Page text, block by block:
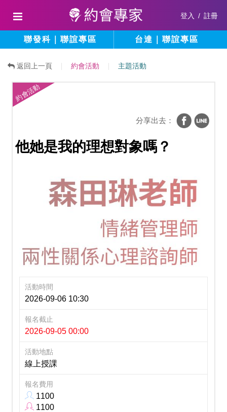
登入 / 註冊
聯發科｜聯誼專區 台達｜聯誼專區
返回上一頁 約會活動 主題活動
約會活動
分享出去：
他她是我的理想對象嗎？
活動時間
2026-09-06 10:30
報名截止
2026-09-05 00:00
活動地點
線上授課
報名費用
1100
1100